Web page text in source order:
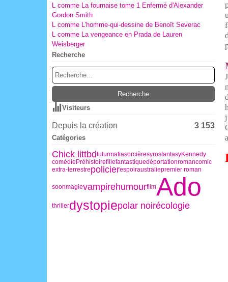
L comme La fournaise tome 1 Enfermé d'Alexander
Gordon Smith
L comme L'homme-qui-dessine de Benoît Severac
L comme La vengeance en Prada de Lauren
Weisberger
Recherche
Visiteurs
Depuis la création 3 153
Catégories
Chick littbdfuturmafiasorcièresyrosfantasyKennedy
comédie Préhistoirefillefantastiquedéportationromancomic
extra-terrestrepolicierespoiraustraliepremier roman
soonmagievampirehumourfilmAdo
thrillerdystopiepolar noirécologie